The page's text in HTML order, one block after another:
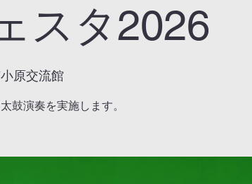
スタ2026
原交流館
鼓演奏を実施します。